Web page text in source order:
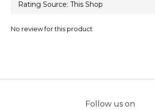
No review for this product
Follow us on